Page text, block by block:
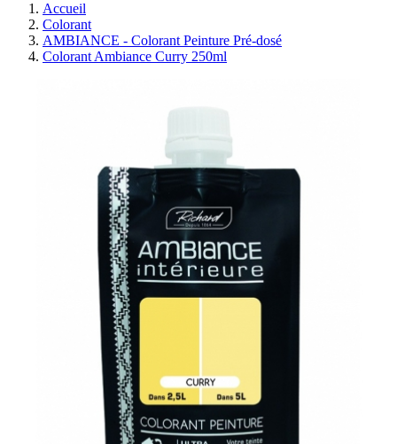
Accueil
Colorant
AMBIANCE - Colorant Peinture Pré-dosé
Colorant Ambiance Curry 250ml